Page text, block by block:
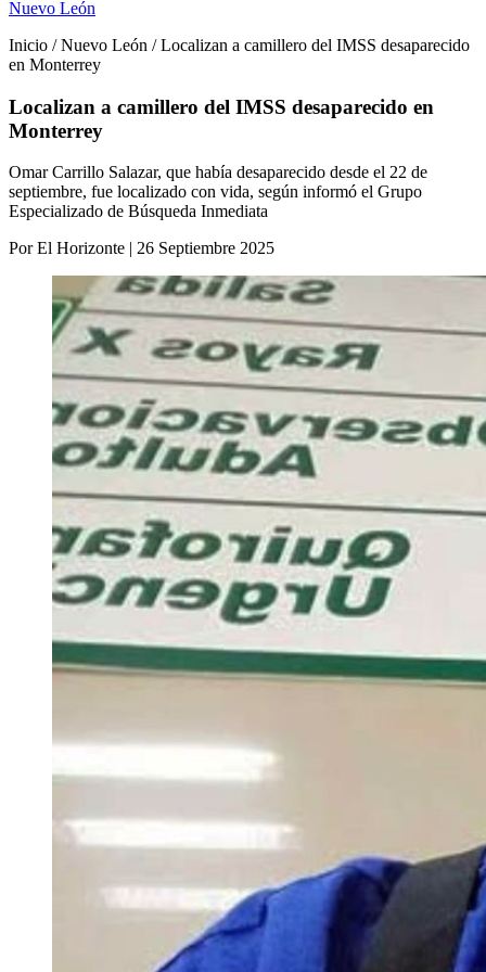
Nuevo León
Inicio / Nuevo León / Localizan a camillero del IMSS desaparecido
en Monterrey
Localizan a camillero del IMSS desaparecido en
Monterrey
Omar Carrillo Salazar, que había desaparecido desde el 22 de
septiembre, fue localizado con vida, según informó el Grupo
Especializado de Búsqueda Inmediata
Por El Horizonte | 26 Septiembre 2025